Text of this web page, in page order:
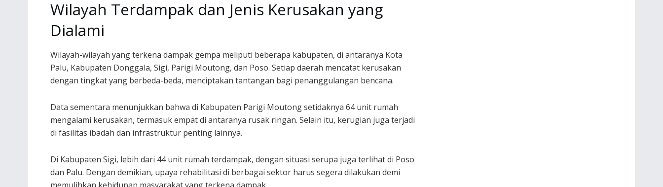
Wilayah Terdampak dan Jenis Kerusakan yang
Dialami
Wilayah-wilayah yang terkena dampak gempa meliputi beberapa kabupaten, di antaranya Kota
Palu, Kabupaten Donggala, Sigi, Parigi Moutong, dan Poso. Setiap daerah mencatat kerusakan
dengan tingkat yang berbeda-beda, menciptakan tantangan bagi penanggulangan bencana.
Data sementara menunjukkan bahwa di Kabupaten Parigi Moutong setidaknya 64 unit rumah
mengalami kerusakan, termasuk empat di antaranya rusak ringan. Selain itu, kerugian juga terjadi
di fasilitas ibadah dan infrastruktur penting lainnya.
Di Kabupaten Sigi, lebih dari 44 unit rumah terdampak, dengan situasi serupa juga terlihat di Poso
dan Palu. Dengan demikian, upaya rehabilitasi di berbagai sektor harus segera dilakukan demi